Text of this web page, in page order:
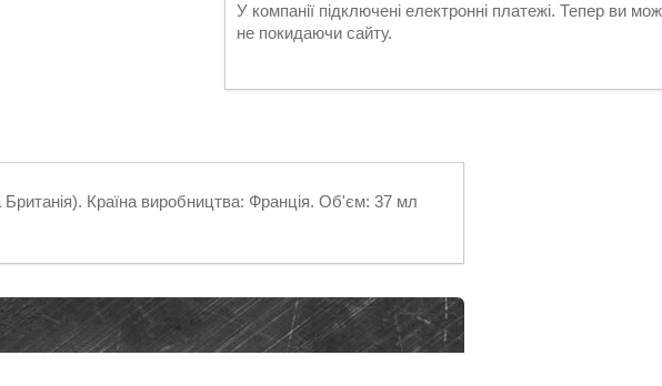
У компанії підключені електронні платежі. Тепер ви
не покидаючи сайту.
Країна виробництва: Франція. Об'єм: 37 мл